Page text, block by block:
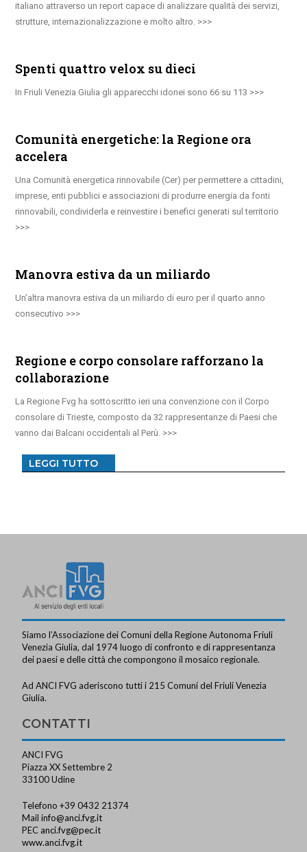
italiano attraverso un report capace di analizzare qualità dei servizi,
strutture, internazionalizzazione e molto altro.
Spenti quattro velox su dieci
In Friuli Venezia Giulia gli apparecchi idonei sono 66 su 113
Comunità energetiche: la Regione ora
accelera
Una Comunità energetica rinnovabile (Cer) per permettere a cittadini,
imprese, enti pubblici e associazioni di produrre energia da fonti
rinnovabili, condividerla e reinvestire i benefici generati sul territorio
Manovra estiva da un miliardo
Un’altra manovra estiva da un miliardo di euro per il quarto anno
consecutivo
Regione e corpo consolare rafforzano la
collaborazione
La Regione Fvg ha sottoscritto ieri una convenzione con il Corpo
consolare di Trieste, composto da 32 rappresentanze di Paesi che
vanno dai Balcani occidentali al Perù.
LEGGI TUTTO
Siamo l’Associazione dei Comuni della Regione Autonoma Friuli
Venezia Giulia, dal 1974 luogo di confronto e di rappresentanza
dei paesi e delle città che compongono il mosaico regionale.
Ad ANCI FVG aderiscono tutti i 215 Comuni del Friuli Venezia
Giulia.
CONTATTI
ANCI FVG
Piazza XX Settembre 2
33100 Udine
Telefono +39 0432 21374
Mailinfo@anci.fvg.it
PEC anci.fvg@pec.it
www.anci.fvg.it